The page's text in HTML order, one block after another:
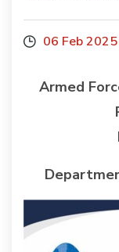
06 Feb 2025
Armed